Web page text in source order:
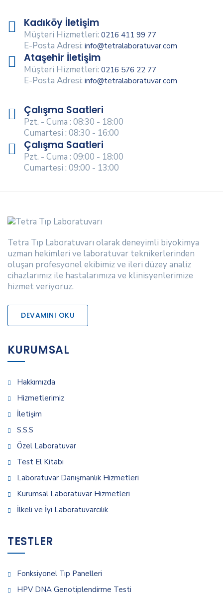
Kadıköy İletişim
Müşteri Hizmetleri: 0216 411 99 77
E-Posta Adresi: info@tetralaboratuvar.com
Ataşehir İletişim
Müşteri Hizmetleri: 0216 576 22 77
E-Posta Adresi: info@tetralaboratuvar.com
Çalışma Saatleri
Pzt. - Cuma : 08:30 - 18:00
Cumartesi : 08:30 - 16:00
Çalışma Saatleri
Pzt. - Cuma : 09:00 - 18:00
Cumartesi : 09:00 - 13:00
Tetra Tıp Laboratuvarı olarak deneyimli biyokimya
uzman hekimleri ve laboratuvar teknikerlerinden
oluşan profesyonel ekibimiz ve ileri düzey analiz
cihazlarımız ile hastalarımıza ve klinisyenlerimize
hizmet veriyoruz.
DEVAMINI OKU
KURUMSAL
Hakkımızda
Hizmetlerimiz
İletişim
S.S.S
Özel Laboratuvar
Test El Kitabı
Laboratuvar Danışmanlık Hizmetleri
Kurumsal Laboratuvar Hizmetleri
İlkeli ve İyi Laboratuvarcılık
TESTLER
Fonksiyonel Tıp Panelleri
HPV DNA Genotiplendirme Testi